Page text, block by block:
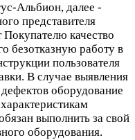
Альбион, далее -
представителя
качество
безотказную работу в
пользователя
В случае выявления
оборудование
выполнить за свой
оборудования.